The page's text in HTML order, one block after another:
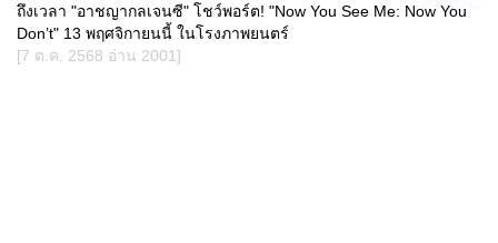
ถึงเวลา "อาชญากลเจนซี" โชว์พอร์ต! "Now You See Me: Now You
Don’t" 13 พฤศจิกายนนี้ ในโรงภาพยนตร์
[7 ต.ค. 2568 อ่าน 2001]